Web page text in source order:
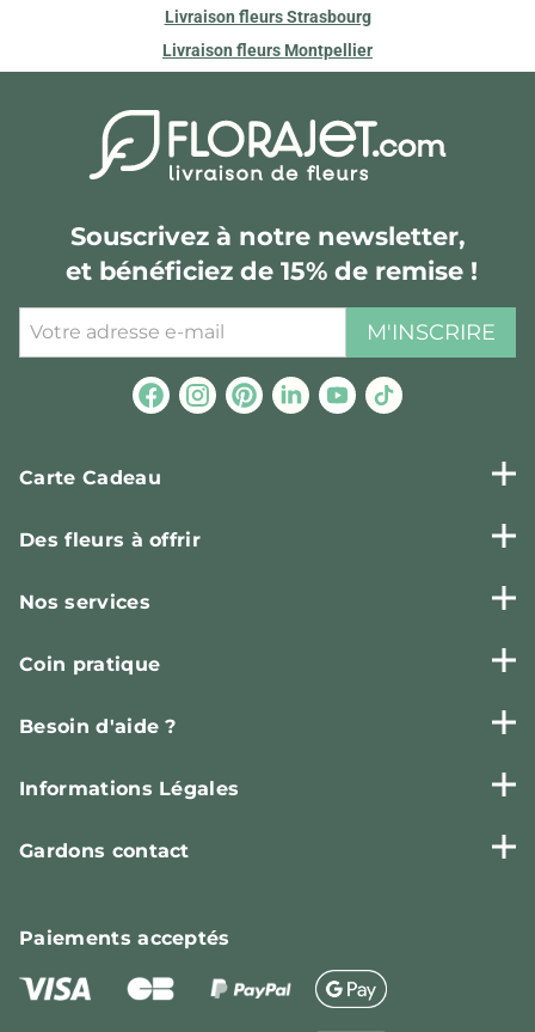
Livraison fleurs Strasbourg
Livraison fleurs Montpellier
Souscrivez à notre newsletter,
et bénéficiez de 15% de remise !
M'INSCRIRE
Carte Cadeau
Des fleurs à offrir
Nos services
Coin pratique
Besoin d'aide ?
Informations Légales
Gardons contact
Paiementsacceptés